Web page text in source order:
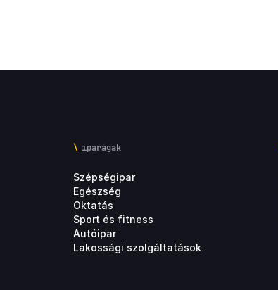
iparágak
Szépségipar
Egészség
Oktatás
Sport és fitness
Autóipar
Lakossági szolgáltatások